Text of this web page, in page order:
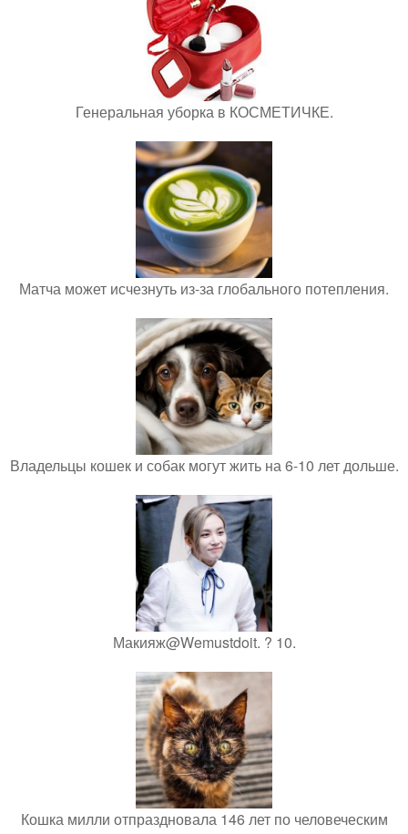
Генеральная уборка в КОСМЕТИЧКЕ.
Матча может исчезнуть из-за глобального потепления.
Владельцы кошек и собак могут жить на 6-10 лет дольше.
Макияж@Wemustdoit. ? 10.
Кошка милли отпраздновала 146 лет по человеческим